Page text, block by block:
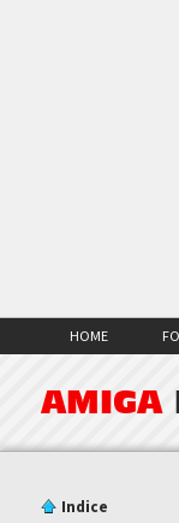
HOME
AMIGA
Indice